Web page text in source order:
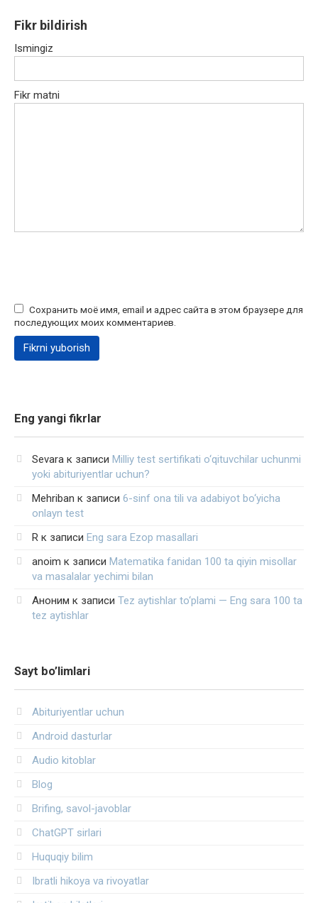
Fikr bildirish
Ismingiz
Fikr matni
Сохранить моё имя, email и адрес сайта в этом браузере для
последующих моих комментариев.
Eng yangi fikrlar
Sevara к записи Milliy test sertifikati o‘qituvchilar uchunmi
yoki abituriyentlar uchun?
Mehriban к записи 6-sinf ona tili va adabiyot bo‘yicha
onlayn test
R к записи Eng sara Ezop masallari
anoim к записи Matematika fanidan 100 ta qiyin misollar
va masalalar yechimi bilan
Аноним к записи Tez aytishlar to‘plami — Eng sara 100 ta
tez aytishlar
Sayt bo’limlari
Abituriyentlar uchun
Android dasturlar
Audio kitoblar
Blog
Brifing, savol-javoblar
ChatGPT sirlari
Huquqiy bilim
Ibratli hikoya va rivoyatlar